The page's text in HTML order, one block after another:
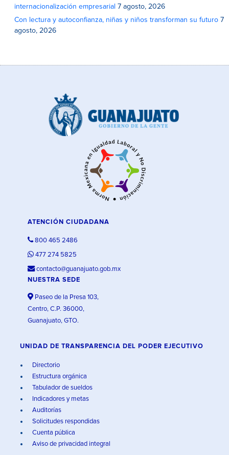
internacionalización empresarial 7 agosto, 2026
Con lectura y autoconfianza, niñas y niños transforman su futuro 7
agosto, 2026
ATENCIÓN CIUDADANA
800 465 2486
477 274 5825
contacto@guanajuato.gob.mx
NUESTRA SEDE
Paseo de la Presa 103,
Centro, C.P. 36000,
Guanajuato, GTO.
UNIDAD DE TRANSPARENCIA DEL PODER EJECUTIVO
Directorio
Estructura orgánica
Tabulador de sueldos
Indicadores y metas
Auditorías
Solicitudes respondidas
Cuenta pública
Aviso de privacidad integral